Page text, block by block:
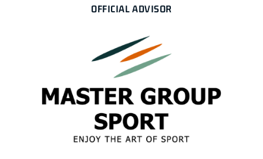
OFFICIAL ADVISOR